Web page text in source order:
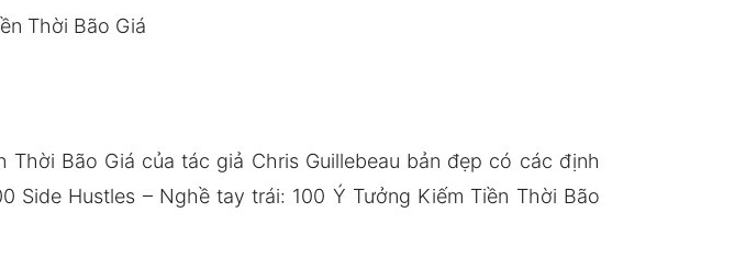
Thời Bão Giá
Bão Giá của tác giả Chris Guillebeau bản đẹp có các định
Side Hustles – Nghề tay trái: 100 Ý Tưởng Kiếm Tiền Thời Bão